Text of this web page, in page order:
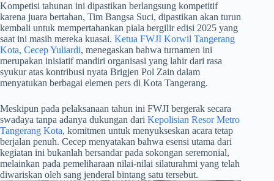
​Kompetisi tahunan ini dipastikan berlangsung kompetitif
karena juara bertahan, Tim Bangsa Suci, dipastikan akan turun
kembali untuk mempertahankan piala bergilir edisi 2025 yang
saat ini masih mereka kuasai. Ketua FWJI Korwil Tangerang
Kota, Cecep Yuliardi, menegaskan bahwa turnamen ini
merupakan inisiatif mandiri organisasi yang lahir dari rasa
syukur atas kontribusi nyata Brigjen Pol Zain dalam
menyatukan berbagai elemen pers di Kota Tangerang.
​Meskipun pada pelaksanaan tahun ini FWJI bergerak secara
swadaya tanpa adanya dukungan dari Kepolisian Resor Metro
Tangerang Kota, komitmen untuk menyukseskan acara tetap
berjalan penuh. Cecep menyatakan bahwa esensi utama dari
kegiatan ini bukanlah bersandar pada sokongan seremonial,
melainkan pada pemeliharaan nilai-nilai silaturahmi yang telah
diwariskan oleh sang jenderal bintang satu tersebut.